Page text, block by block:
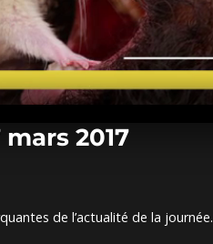
2017
de l’actualité de la journée.